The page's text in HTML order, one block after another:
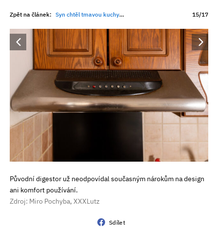
Zpět na článek: Syn chtěl tmavou kuchyni, máma světlou. Výsledkem je prostor, kde dnes tráví nejraději celé ráno 15/17
Původní digestor už neodpovídal současným nárokům na design
ani komfort používání.
Zdroj: Miro Pochyba, XXXLutz
Sdílet